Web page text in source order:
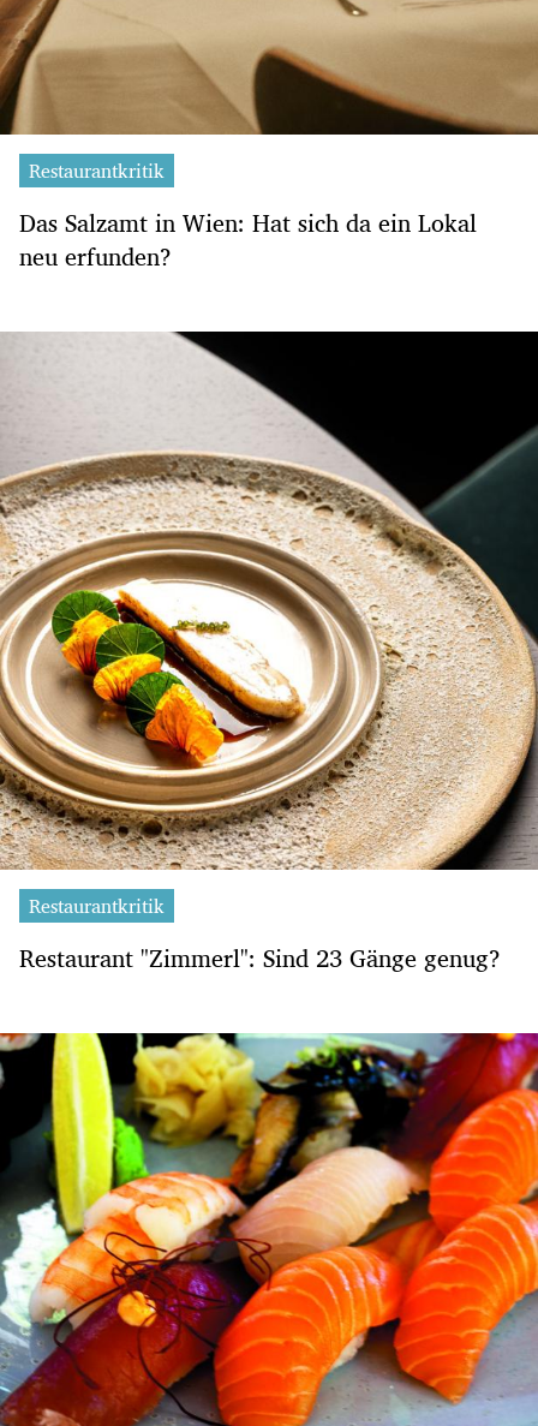
Restaurantkritik
Das Salzamt in Wien: Hat sich da ein Lokal
neu erfunden?
Restaurantkritik
Restaurant "Zimmerl": Sind 23 Gänge genug?